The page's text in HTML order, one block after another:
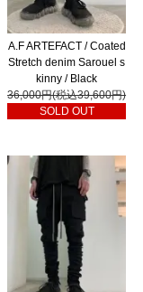
A.F ARTEFACT / Coated
Stretch denim Sarouel s
kinny / Black
36,000円(税込39,600円)
SOLD OUT